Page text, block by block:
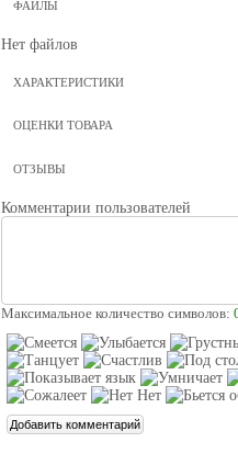
ФАЙЛЫ
Нет файлов
ХАРАКТЕРИСТИКИ
ОЦЕНКИ ТОВАРА
ОТЗЫВЫ
Комментарии пользователей
Максимальное количество символов: